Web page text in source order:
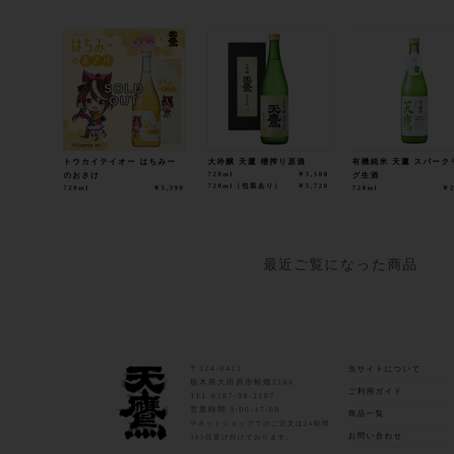
SOLD
OUT
トウカイテイオー はちみー
のおさけ
720ml ￥5,390
大吟醸 天鷹 槽搾り原酒
720ml
￥5,500
720ml（包装あり）
￥5,720
有機純米 天鷹 スパーク
グ生酒
720ml ￥
最近ご覧になった商品
〒324-0411
栃木県大田原市蛭畑2166
TEL 0287-98-2107
営業時間 9:00-17:00
※ネットショップでのご注文は24時間
365日受け付けております。
当サイトについて
ご利用ガイド
商品一覧
お問い合わせ